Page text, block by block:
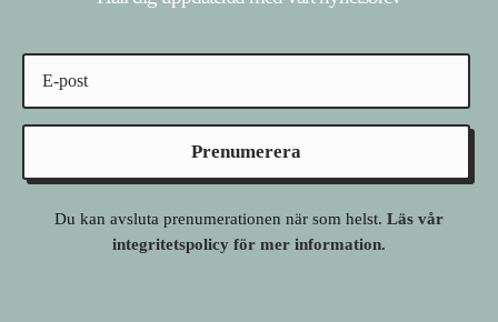
Prenumerera
Du kan avsluta prenumerationen när som helst. Läs vår
integritetspolicy för mer information.